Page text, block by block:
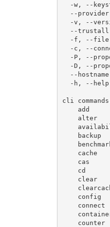
-w, --
--
-v, --
--
-f, --
-c, --
-P, --
-D, --
--
  -h, --help
cli
add
alter
backup
cache
cas
cd
clear
config
connect
counter